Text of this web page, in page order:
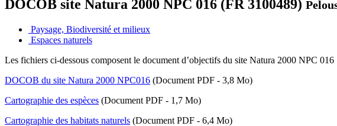
DOCOB site Natura 2000 NPC 016 (FR 3100489)
Paysage, Biodiversité et milieux
Espaces naturels
Les fichiers ci-dessous composent le document d‌’objectifs du site Natura 2000 NPC
DOCOB du site Natura 2000 NPC016 (Document PDF - 3,8 Mo)
Cartographie des espèces (Document PDF - 1,7 Mo)
Cartographie des habitats naturels (Document PDF - 6,4 Mo)